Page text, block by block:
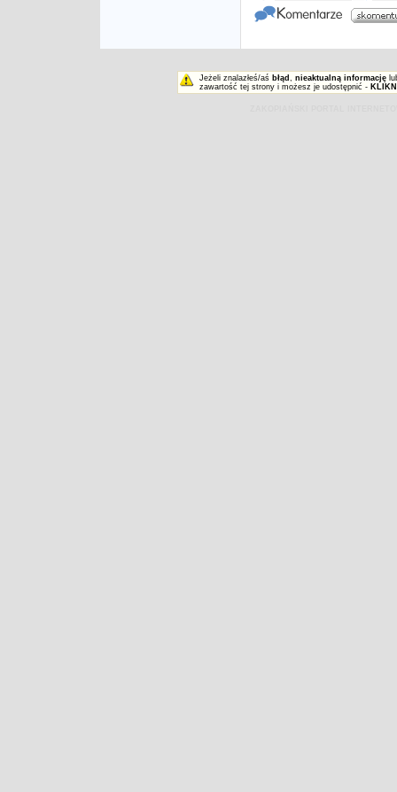
Jeżeli znalazłeś/aś błąd , nieaktualną informację
zawartość tej strony i możesz je udostępnić -